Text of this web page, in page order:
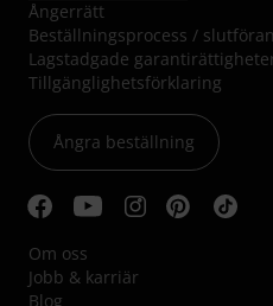
Ångerrätt
Beställningsprocess /
Lagstadgade
Tillgänglighetsförklaring
Ångra beställning
Om oss
Jobb & karriär
Blog